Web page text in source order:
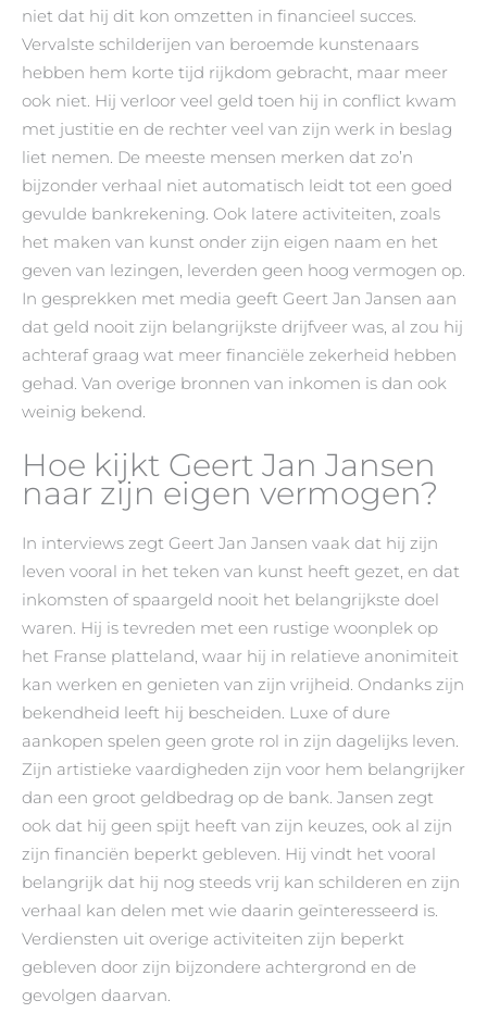
niet dat hij dit kon omzetten in financieel succes.
Vervalste schilderijen van beroemde kunstenaars
hebben hem korte tijd rijkdom gebracht, maar meer
ook niet. Hij verloor veel geld toen hij in conflict kwam
met justitie en de rechter veel van zijn werk in beslag
liet nemen. De meeste mensen merken dat zo’n
bijzonder verhaal niet automatisch leidt tot een goed
gevulde bankrekening. Ook latere activiteiten, zoals
het maken van kunst onder zijn eigen naam en het
geven van lezingen, leverden geen hoog vermogen op.
In gesprekken met media geeft Geert Jan Jansen aan
dat geld nooit zijn belangrijkste drijfveer was, al zou hij
achteraf graag wat meer financiële zekerheid hebben
gehad. Van overige bronnen van inkomen is dan ook
weinig bekend.
Hoe kijkt Geert Jan Jansen
naar zijn eigen vermogen?
In interviews zegt Geert Jan Jansen vaak dat hij zijn
leven vooral in het teken van kunst heeft gezet, en dat
inkomsten of spaargeld nooit het belangrijkste doel
waren. Hij is tevreden met een rustige woonplek op
het Franse platteland, waar hij in relatieve anonimiteit
kan werken en genieten van zijn vrijheid. Ondanks zijn
bekendheid leeft hij bescheiden. Luxe of dure
aankopen spelen geen grote rol in zijn dagelijks leven.
Zijn artistieke vaardigheden zijn voor hem belangrijker
dan een groot geldbedrag op de bank. Jansen zegt
ook dat hij geen spijt heeft van zijn keuzes, ook al zijn
zijn financiën beperkt gebleven. Hij vindt het vooral
belangrijk dat hij nog steeds vrij kan schilderen en zijn
verhaal kan delen met wie daarin geïnteresseerd is.
Verdiensten uit overige activiteiten zijn beperkt
gebleven door zijn bijzondere achtergrond en de
gevolgen daarvan.